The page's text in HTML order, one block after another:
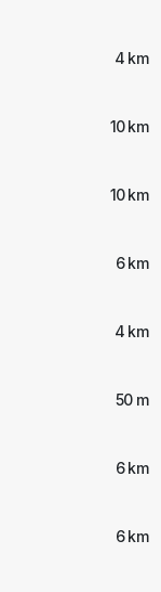
4 km
10 km
10 km
6 km
4 km
50 m
6 km
6 km